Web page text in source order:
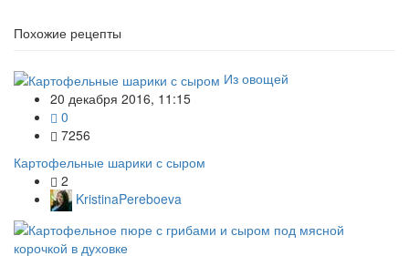
Похожие рецепты
Из овощей
20 декабря 2016, 11:15
0
7256
Картофельные шарики с сыром
2
KristinaPereboeva